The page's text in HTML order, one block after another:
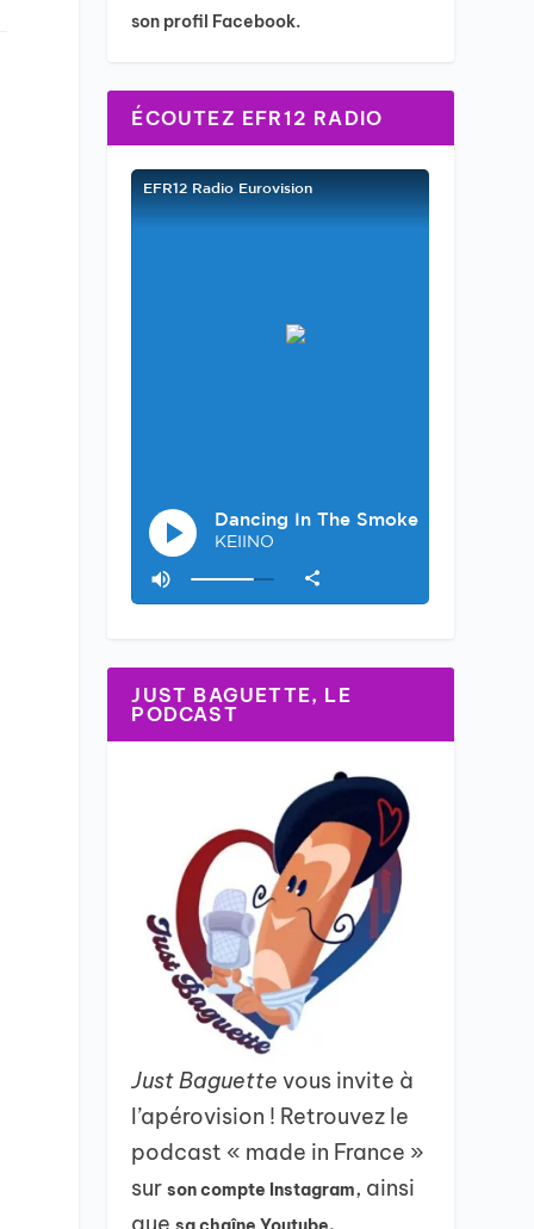
son profil Facebook.
ÉCOUTEZ EFR12 RADIO
JUST BAGUETTE, LE
PODCAST
Just Baguettevous invite à
l’apérovision ! Retrouvez le
podcast « made in France »
surson compte Instagram, ainsi